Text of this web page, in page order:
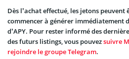
Dès l’achat effectué, les jetons
commencer à générer immédiatement
d’APY. Pour rester informé des
des futurs listings, vous pouvezsuivre
rejoindre le groupe Telegram.